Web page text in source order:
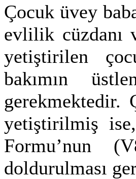
Çocuk üvey
evlilik cüzdanı
yetiştirilen
bakımın
gerekmektedir.
yetiştirilmiş
Formu’nun
doldurulması